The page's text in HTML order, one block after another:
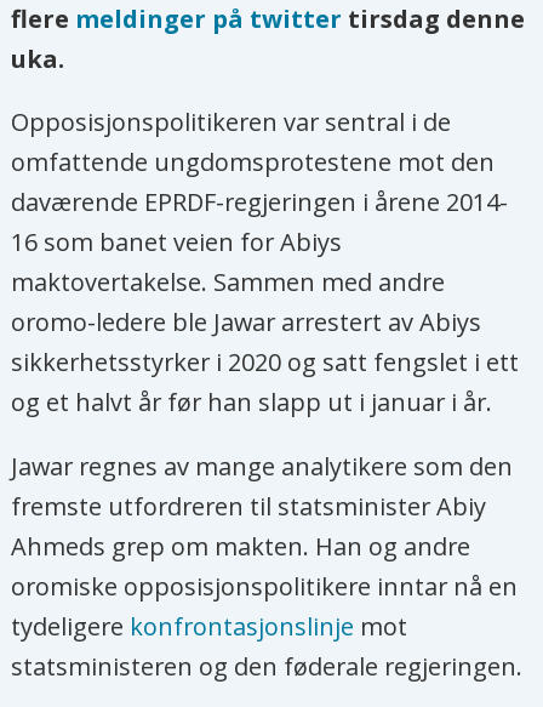
flere meldinger på twitter tirsdag denne
uka.
Opposisjonspolitikeren var sentral i de
omfattende ungdomsprotestene mot den
daværende EPRDF-regjeringen i årene 2014-
16 som banet veien for Abiys
maktovertakelse. Sammen med andre
oromo-ledere ble Jawar arrestert av Abiys
sikkerhetsstyrker i 2020 og satt fengslet i ett
og et halvt år før han slapp ut i januar i år.
Jawar regnes av mange analytikere som den
fremste utfordreren til statsminister Abiy
Ahmeds grep om makten. Han og andre
oromiske opposisjonspolitikere inntar nå en
tydeligere konfrontasjonslinje mot
statsministeren og den føderale regjeringen.